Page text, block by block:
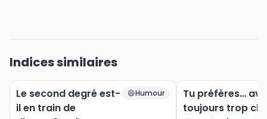
Indices similaires
Le second degré est-
il en train de
😄Humour
Tu préfères…
toujours trop